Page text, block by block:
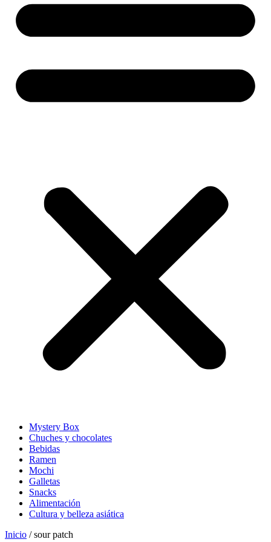
Mystery Box
Chuches y chocolates
Bebidas
Ramen
Mochi
Galletas
Snacks
Alimentación
Cultura y belleza asiática
Inicio / sour patch